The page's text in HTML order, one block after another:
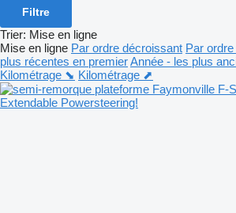
Filtre
Trier: Mise en ligne
Mise en ligne Par ordre décroissant Par
plus récentes en premierAnnée - les plus
Kilométrage ⬊ Kilométrage ⬈